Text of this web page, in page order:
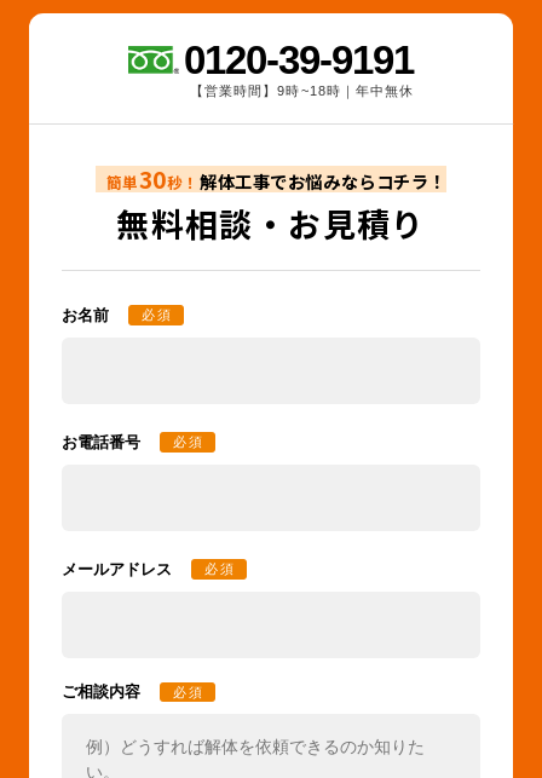
0120-39-9191
【営業時間】9時~18時｜年中無休
簡単30秒！解体工事でお悩みならコチラ！
無料相談・お見積り
お名前 必須
お電話番号 必須
メールアドレス 必須
ご相談内容 必須